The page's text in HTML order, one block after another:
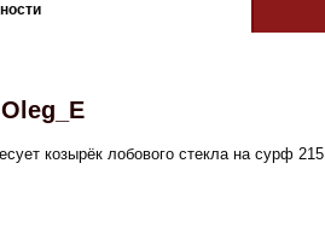
Oleg_E
козырёк лобового стекла на сурф 215